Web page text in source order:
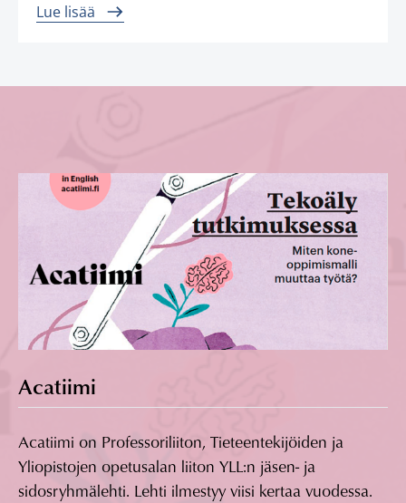
Lue lisää
Acatiimi
Acatiimi on Professoriliiton, Tieteentekijöiden ja
Yliopistojen opetusalan liiton YLL:n jäsen- ja
sidosryhmälehti. Lehti ilmestyy viisi kertaa vuodessa.